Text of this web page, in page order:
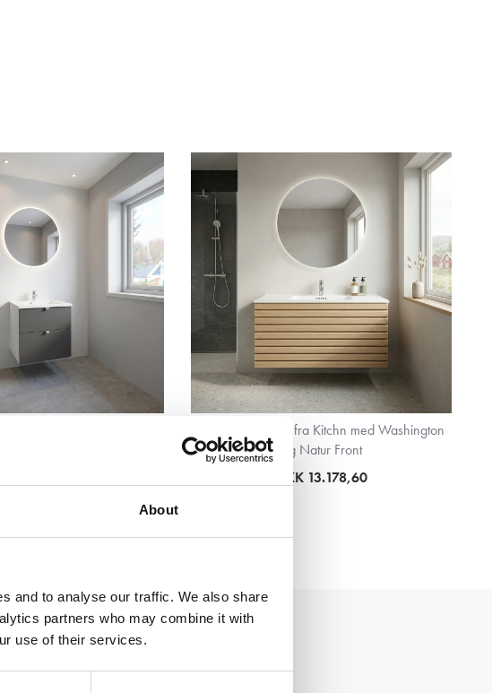
About
and to analyse our traffic. We also share
partners who may combine it with
use of their services.
Badsæt i 122 cm fra Kitchn med Washington
Eg Natur Front
DKK 13.178,60